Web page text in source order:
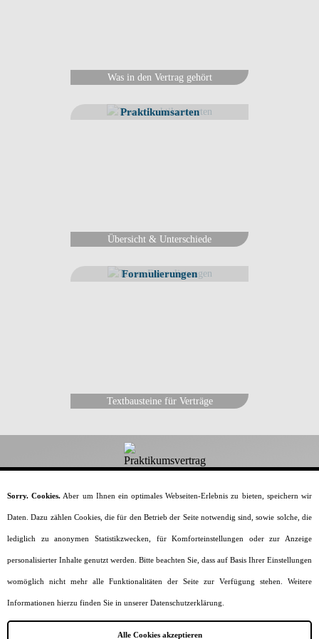
Was in den Vertrag gehört
Praktikumsarten
Übersicht & Unterschiede
Formulierungen
Textbausteine für Verträge
Dein-Praktikumsvertrag.de
Alles rund um den Praktikumsvertrag.
Home Vorlagen & Muster Generator
Formulierungen Wissenswertes
Datenschutz
Sorry. Cookies. Aber um Ihnen ein optimales Webseiten-Erlebnis zu bieten, speichern wir
Daten. Dazu zählen Cookies, die für den Betrieb der Seite notwendig sind, sowie solche, die
lediglich zu anonymen Statistikzwecken, für Komforteinstellungen oder zur Anzeige
personalisierter Inhalte genutzt werden. Bitte beachten Sie, dass auf Basis Ihrer Einstellungen
womöglich nicht mehr alle Funktionalitäten der Seite zur Verfügung stehen. Weitere
Informationen hierzu finden Sie in unserer Datenschutzerklärung.
Alle Cookies akzeptieren